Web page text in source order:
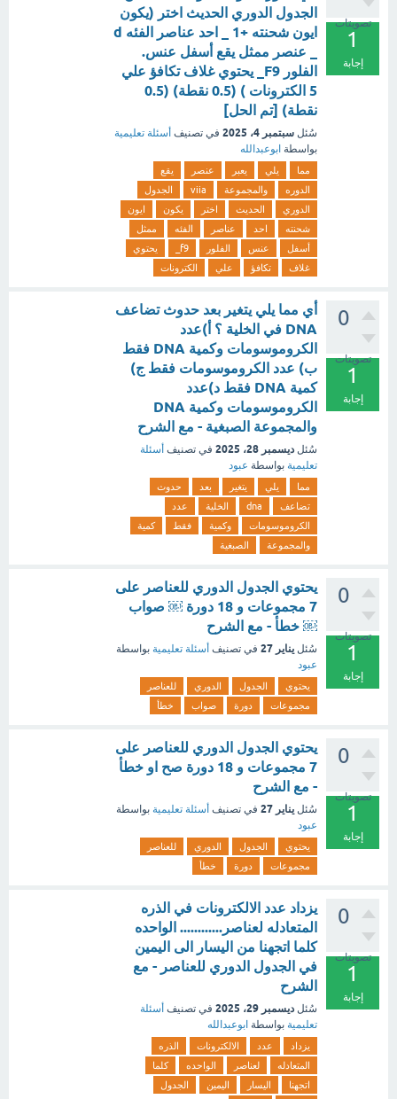
تصويتات
1
إجابة
الجدول الدوري الحديث اختر (يكون
ايون شحنته +1 _ احد عناصر الفئه d
_ عنصر ممثل يقع أسفل عنس.
الفلور F9_ يحتوي غلاف تكافؤ علي
5 الكترونات ) (0.5 نقطة) (0.5
نقطة) [تم الحل]
سُئل سبتمبر 4، 2025 في تصنيف أسئلة تعليمية
بواسطة ابوعبدالله
مما يلي يعبر عنصر
يقع
الدوره
والمجموعة viia
الجدول
الدوري
الحديث اختر يكون
ايون
شحنته
احد عناصر الفئه
ممثل
أسفل
عنس الفلور f9_
يحتوي
غلاف
تكافؤ علي الكترونات
0
تصويتات
1
إجابة
أي مما يلي يتغير بعد حدوث تضاعف
DNA في الخلية ؟ أ)عدد
الكروموسومات وكمية DNA فقط
ب) عدد الكروموسومات فقط ج)
كمية DNA فقط د)عدد
الكروموسومات وكمية DNA
والمجموعة الصبغية - مع الشرح
سُئل ديسمبر 28، 2025 في تصنيف أسئلة
تعليمية بواسطة عبود
مما يلي يتغير بعد
حدوث
تضاعف
dna الخلية
عدد
الكروموسومات
وكمية فقط
كمية
والمجموعة
الصبغية
0
تصويتات
1
إجابة
يحتوي الجدول الدوري للعناصر على
7 مجموعات و 18 دورة ￼ صواب
￼ خطأ - مع الشرح
سُئل يناير 27 في تصنيف أسئلة تعليمية بواسطة
عبود
يحتوي الجدول الدوري
للعناصر
مجموعات
دورة صواب خطأ
0
تصويتات
1
إجابة
يحتوي الجدول الدوري للعناصر على
7 مجموعات و 18 دورة صح او خطأ
- مع الشرح
سُئل يناير 27 في تصنيف أسئلة تعليمية بواسطة
عبود
يحتوي الجدول الدوري
للعناصر
مجموعات
دورة خطأ
0
تصويتات
1
إجابة
يزداد عدد الالكترونات في الذره
المتعادله لعناصر............ الواحده
كلما اتجهنا من اليسار الى اليمين
في الجدول الدوري للعناصر - مع
الشرح
سُئل ديسمبر 29، 2025 في تصنيف أسئلة
تعليمية بواسطة ابوعبدالله
يزداد عدد الالكترونات
الذره
المتعادله
لعناصر الواحده
كلما
اتجهنا
اليسار اليمين الجدول